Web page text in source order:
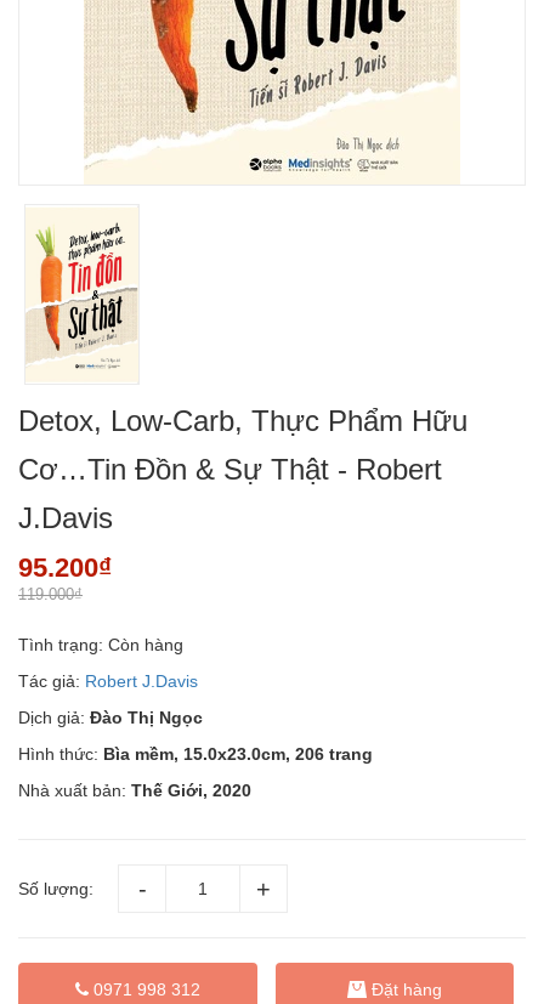
Detox, Low-Carb, Thực Phẩm Hữu
Cơ…Tin Đồn & Sự Thật - Robert
J.Davis
95.200₫
119.000₫
Tình trạng: Còn hàng
Tác giả: Robert J.Davis
Dịch giả: Đào Thị Ngọc
Hình thức: Bìa mềm, 15.0x23.0cm, 206 trang
Nhà xuất bản: Thế Giới, 2020
Số lượng:
0971 998 312 Đặt hàng